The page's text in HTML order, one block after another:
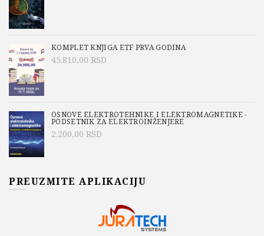
KOMPLET KNJIGA ETF PRVA GODINA
45.810,00 RSD
OSNOVE ELEKTROTEHNIKE I ELEKTROMAGNETIKE -
PODSETNIK ZA ELEKTROINŽENJERE
2.200,00 RSD
PREUZMITE APLIKACIJU